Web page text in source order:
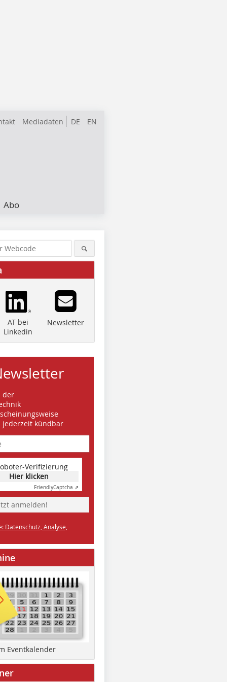
DE EN
Mediadaten
Abo
AT bei
Linkedin
Newsletter
der
jederzeit kündbar
Verifizierung
Hier klicken
FriendlyCaptcha ⇗
anmelden!
Datenschutz, Analyse,
Eventkalender